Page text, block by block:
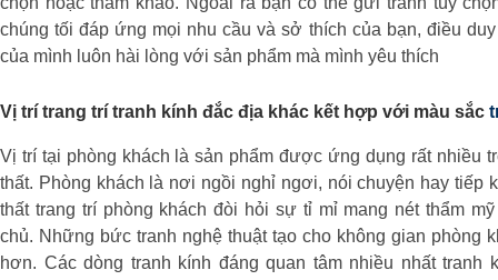
chúng tối đáp ứng mọi nhu cầu và sở thích của bạn, điều
của mình luôn hài lòng với sản phẩm mà mình yêu thích
Vị trí trang trí tranh kính đắc địa khác kết hợp với màu sắc
Vị trí tại phòng khách là sản phẩm được ứng dụng rất nhiều
thất. Phòng khách là nơi ngồi nghỉ ngơi, nói chuyện hay tiếp
thất trang trí phòng khách đòi hỏi sự tỉ mỉ mang nét thẩm
chủ. Những bức tranh nghệ thuật tạo cho không gian phòng
hơn. Các dòng tranh kính đáng quan tâm nhiều nhất tranh